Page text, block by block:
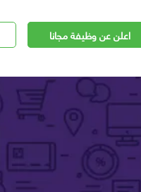
اعلن عن وظيفة مجانا